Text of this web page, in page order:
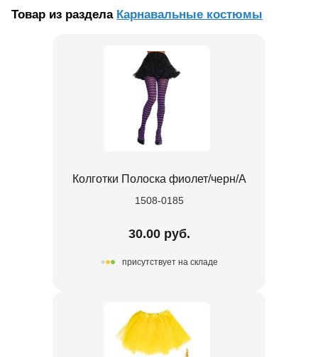
Товар из раздела Карнавальные костюмы
Колготки Полоска фиолет/черн/А
1508-0185
30.00 руб.
присутствует на складе